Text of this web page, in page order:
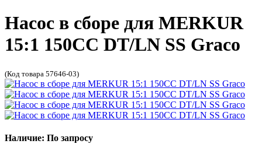
Насос в сборе для MERKUR
15:1 150CC DT/LN SS Graco
(Код товара 57646-03)
Наличие: По запросу